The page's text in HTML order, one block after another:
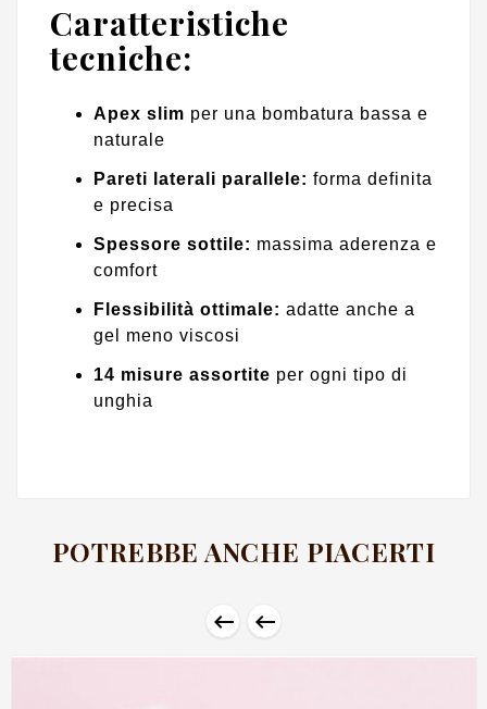
Caratteristiche
tecniche:
Apex slim per una bombatura bassa e
naturale
Pareti laterali parallele: forma definita
e precisa
Spessore sottile: massima aderenza e
comfort
Flessibilità ottimale: adatte anche a
gel meno viscosi
14 misure assortite per ogni tipo di
unghia
POTREBBE ANCHE PIACERTI
 